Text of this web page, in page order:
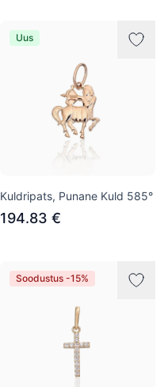
Uus
Kuldripats, Punane Kuld 585°
194.83 €
Soodustus -15%